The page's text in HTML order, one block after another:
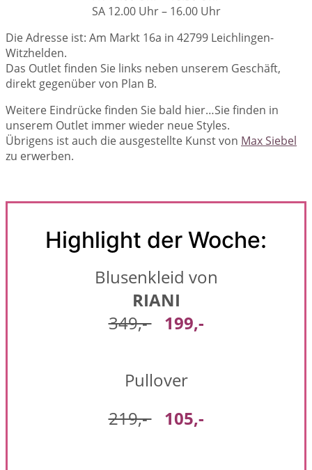
SA 12.00 Uhr – 16.00 Uhr
Die Adresse ist: Am Markt 16a in 42799 Leichlingen-
Witzhelden.
Das Outlet finden Sie links neben unserem Geschäft,
direkt gegenüber von Plan B.
Weitere Eindrücke finden Sie bald hier…Sie finden in
unserem Outlet immer wieder neue Styles.
Übrigens ist auch die ausgestellte Kunst von Max Siebel
zu erwerben.
Highlight der Woche:
Blusenkleid von
RIANI
349,- 199,-
Pullover
219,- 105,-